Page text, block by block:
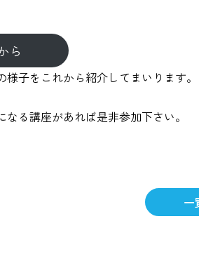
ら
子をこれから紹介してまいります。
る講座があれば是非参加下さい。
一